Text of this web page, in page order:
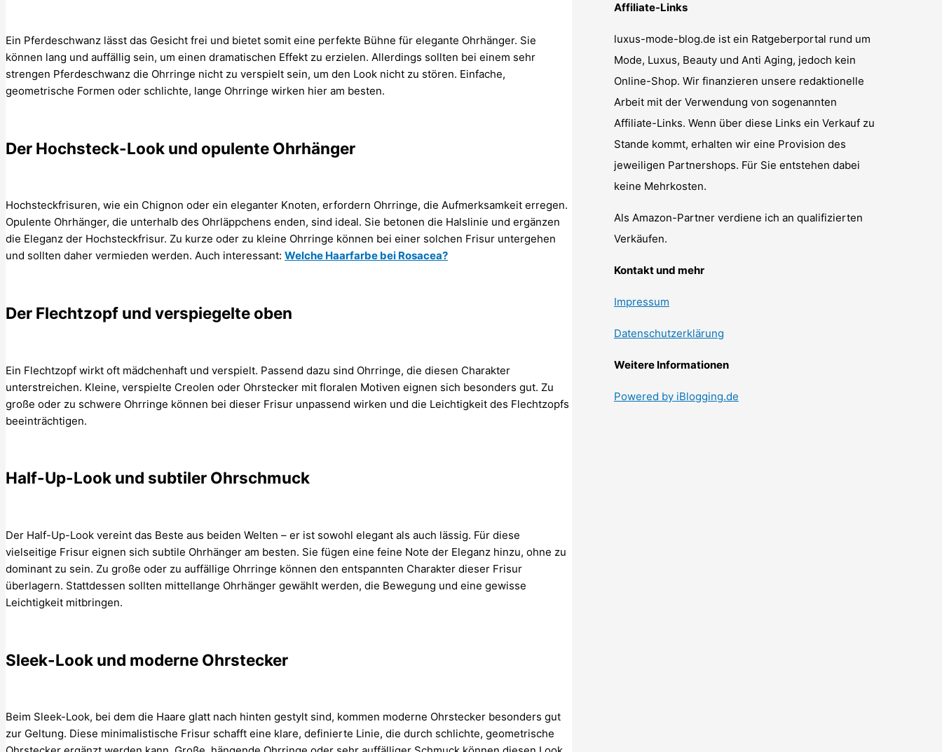
Ein Pferdeschwanz lässt das Gesicht frei und bietet somit eine perfekte Bühne für elegante Ohrhänger. Sie
können lang und auffällig sein, um einen dramatischen Effekt zu erzielen. Allerdings sollten bei einem sehr
strengen Pferdeschwanz die Ohrringe nicht zu verspielt sein, um den Look nicht zu stören. Einfache,
geometrische Formen oder schlichte, lange Ohrringe wirken hier am besten.
Der Hochsteck-Look und opulente Ohrhänger
Hochsteckfrisuren, wie ein Chignon oder ein eleganter Knoten, erfordern Ohrringe, die Aufmerksamkeit erregen.
Opulente Ohrhänger, die unterhalb des Ohrläppchens enden, sind ideal. Sie betonen die Halslinie und ergänzen
die Eleganz der Hochsteckfrisur. Zu kurze oder zu kleine Ohrringe können bei einer solchen Frisur untergehen
und sollten daher vermieden werden. Auch interessant: Welche Haarfarbe bei Rosacea?
Der Flechtzopf und verspiegelte oben
Ein Flechtzopf wirkt oft mädchenhaft und verspielt. Passend dazu sind Ohrringe, die diesen Charakter
unterstreichen. Kleine, verspielte Creolen oder Ohrstecker mit floralen Motiven eignen sich besonders gut. Zu
große oder zu schwere Ohrringe können bei dieser Frisur unpassend wirken und die Leichtigkeit des Flechtzopfs
beeinträchtigen.
Half-Up-Look und subtiler Ohrschmuck
Der Half-Up-Look vereint das Beste aus beiden Welten – er ist sowohl elegant als auch lässig. Für diese
vielseitige Frisur eignen sich subtile Ohrhänger am besten. Sie fügen eine feine Note der Eleganz hinzu, ohne zu
dominant zu sein. Zu große oder zu auffällige Ohrringe können den entspannten Charakter dieser Frisur
überlagern. Stattdessen sollten mittellange Ohrhänger gewählt werden, die Bewegung und eine gewisse
Leichtigkeit mitbringen.
Sleek-Look und moderne Ohrstecker
Beim Sleek-Look, bei dem die Haare glatt nach hinten gestylt sind, kommen moderne Ohrstecker besonders gut
zur Geltung. Diese minimalistische Frisur schafft eine klare, definierte Linie, die durch schlichte, geometrische
Affiliate-Links
luxus-mode-blog.de ist ein Ratgeberportal rund um
Mode, Luxus, Beauty und Anti Aging, jedoch kein
Online-Shop. Wir finanzieren unsere redaktionelle
Arbeit mit der Verwendung von sogenannten
Affiliate-Links. Wenn über diese Links ein Verkauf zu
Stande kommt, erhalten wir eine Provision des
jeweiligen Partnershops. Für Sie entstehen dabei
keine Mehrkosten.
Als Amazon-Partner verdiene ich an qualifizierten
Verkäufen.
Kontakt und mehr
Impressum
Datenschutzerklärung
Weitere Informationen
Powered by iBlogging.de